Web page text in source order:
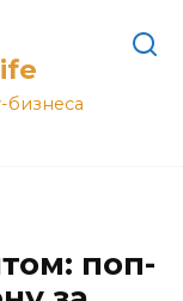
поп-